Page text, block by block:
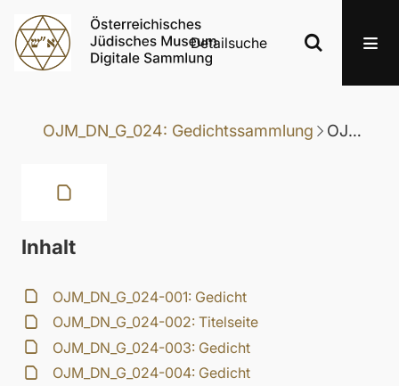
Detailsuche
OJM_DN_G_024: Gedichtssammlung OJM_DN_G_024-037: Gedicht
Inhalt
OJM_DN_G_024-001: Gedicht
OJM_DN_G_024-002: Titelseite
OJM_DN_G_024-003: Gedicht
OJM_DN_G_024-004: Gedicht